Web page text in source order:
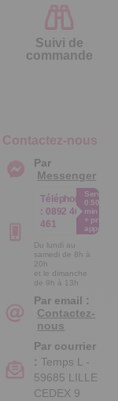
Suivi de
commande
Contactez-nous
Par
Messenger
Téléphone
: 0892 461
461
Service
0.50€ /
min
+ prix
appel
Du lundi au
samedi de 8h à
20h
et le dimanche
de 9h à 13h
Par email :
Contactez-
nous
Par courrier
: Temps L -
59685 LILLE
CEDEX 9